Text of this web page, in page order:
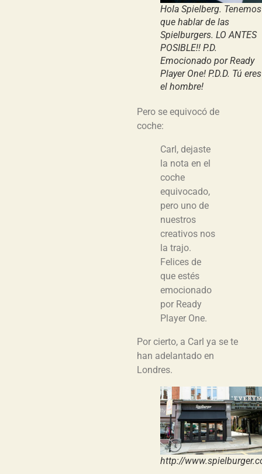
Hola Spielberg. Tenemos
que hablar de las
Spielburgers. LO ANTES
POSIBLE!! P.D.
Emocionado por Ready
Player One! P.D.D. Tú eres
el hombre!
Pero se equivocó de
coche:
Carl, dejaste
la nota en el
coche
equivocado,
pero uno de
nuestros
creativos nos
la trajo.
Felices de
que estés
emocionado
por Ready
Player One.
Por cierto, a Carl ya se te
han adelantado en
Londres.
http://